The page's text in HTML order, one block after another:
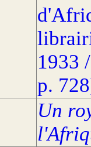
1933
p.
Un